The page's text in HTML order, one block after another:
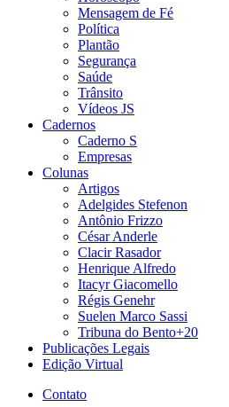
Mensagem de Fé
Política
Plantão
Segurança
Saúde
Trânsito
Vídeos JS
Cadernos
Caderno S
Empresas
Colunas
Artigos
Adelgides Stefenon
Antônio Frizzo
César Anderle
Clacir Rasador
Henrique Alfredo
Itacyr Giacomello
Régis Genehr
Suelen Marco Sassi
Tribuna do Bento+20
Publicações Legais
Edição Virtual
Contato